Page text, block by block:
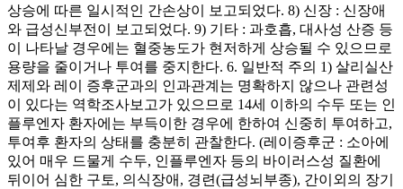
상승에 따른 일시적인 간손상이 보고되었다. 8) 신장 : 신장애
와 급성신부전이 보고되었다. 9) 기타 : 과호흡, 대사성 산증 등
이 나타날 경우에는 혈중농도가 현저하게 상승될 수 있으므로
용량을 줄이거나 투여를 중지한다. 6. 일반적 주의 1) 살리실산
제제와 레이 증후군과의 인과관계는 명확하지 않으나 관련성
이 있다는 역학조사보고가 있으므로 14세 이하의 수두 또는 인
플루엔자 환자에는 부득이한 경우에 한하여 신중히 투여하고,
투여후 환자의 상태를 충분히 관찰한다. (레이증후군 : 소아에
있어 매우 드물게 수두, 인플루엔자 등의 바이러스성 질환에
뒤이어 심한 구토, 의식장애, 경련(급성뇌부종), 간이외의 장기